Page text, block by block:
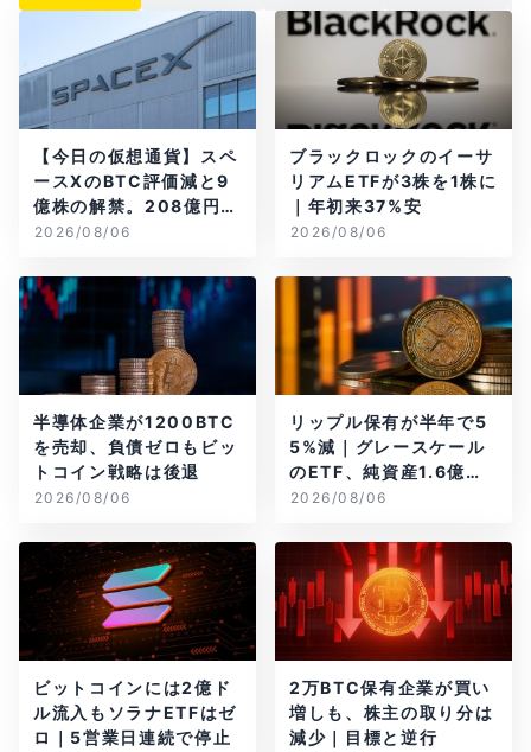
【今日の仮想通貨】スペ
ースXのBTC評価減と9
億株の解禁。208億円相
当のBTCが盗難
2026/08/06
ブラックロックのイーサ
リアムETFが3株を1株に
｜年初来37%安
2026/08/06
半導体企業が1200BTC
を売却、負債ゼロもビッ
トコイン戦略は後退
2026/08/06
リップル保有が半年で5
5%減｜グレースケール
のETF、純資産1.6億ド
ル減
2026/08/06
ビットコインには2億ド
ル流入もソラナETFはゼ
ロ｜5営業日連続で停止
2万BTC保有企業が買い
増しも、株主の取り分は
減少｜目標と逆行